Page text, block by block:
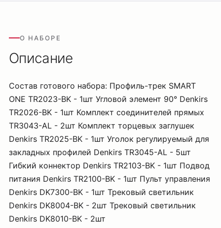
О НАБОРЕ
Описание
Состав готового набора: Профиль-трек SMART
ONE TR2023-BK - 1шт Угловой элемент 90° Denkirs
TR2026-BK - 1шт Комплект соединителей прямых
TR3043-AL - 2шт Комплект торцевых заглушек
Denkirs TR2025-BK - 1шт Уголок регулируемый для
закладных профилей Denkirs TR3045-AL - 5шт
Гибкий коннектор Denkirs TR2103-BK - 1шт Подвод
питания Denkirs TR2100-BK - 1шт Пульт управления
Denkirs DK7300-BK - 1шт Трековый светильник
Denkirs DK8004-BK - 2шт Трековый светильник
Denkirs DK8010-BK - 2шт